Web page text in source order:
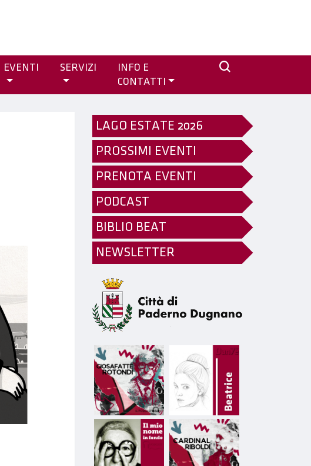
EVENTI SERVIZI
INFO E
CONTATTI
LAGO ESTATE 2026
PROSSIMI EVENTI
PRENOTA EVENTI
PODCAST
BIBLIO BEAT
NEWSLETTER